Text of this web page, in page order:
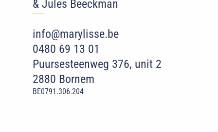
& Jules Beeckman
info@marylisse.be
0480 69 13 01
Puursesteenweg 376, unit 2
2880 Bornem
BE0791.306.204